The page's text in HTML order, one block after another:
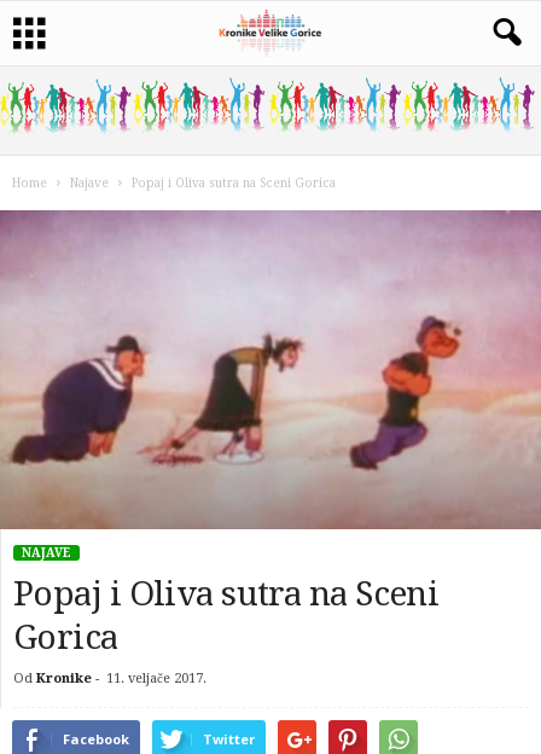
Home Najave Popaj i Oliva sutra na Sceni Gorica
NAJAVE
Popaj i Oliva sutra na Sceni
Gorica
Od Kronike - 11. veljače 2017.
Facebook Twitter